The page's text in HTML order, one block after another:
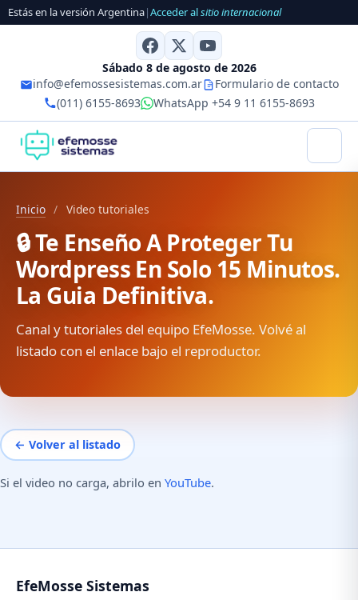
Estás en la versión Argentina|Acceder alsitio internacional
Sábado 8 de agosto de 2026
info@efemossesistemas.com.ar
Formulario de contacto
(011) 6155-8693
WhatsApp +54 9 11 6155-8693
Inicio / Video tutoriales
🔒 Te Enseño A Proteger Tu
Wordpress En Solo 15 Minutos.
La Guia Definitiva.
Canal y tutoriales del equipo EfeMosse. Volvé al
listado con el enlace bajo el reproductor.
← Volver al listado
Si el video no carga, abrilo en YouTube.
EfeMosse Sistemas